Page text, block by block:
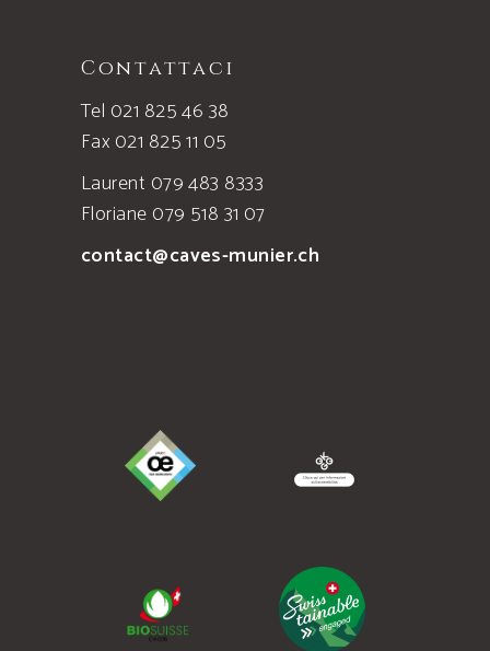
Contattaci
Tel 021 825 46 38
Fax 021 825 11 05
Laurent 079 483 8333
Floriane 079 518 31 07
contact@caves-munier.ch